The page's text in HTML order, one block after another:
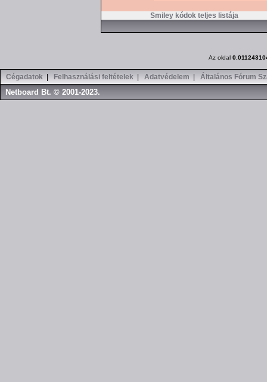
Smiley kódok teljes listája
Az oldal
Cégadatok Felhasználási feltételek Adatvédelem Általános Fórum
Netboard Bt. © 2001-2023.